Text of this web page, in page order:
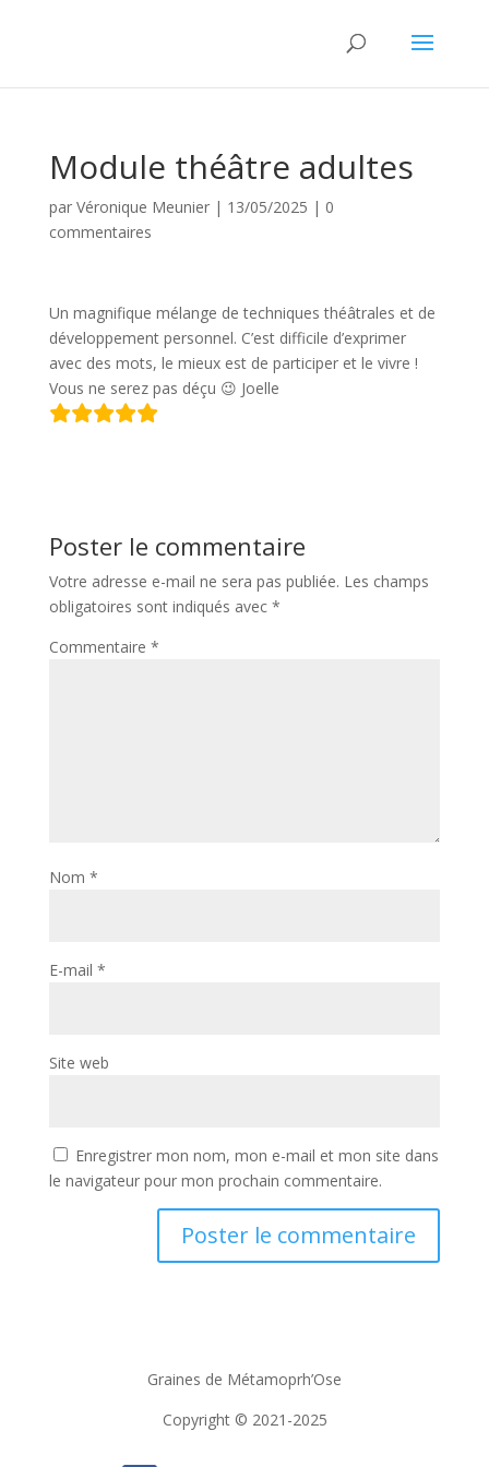
Module théâtre adultes
par Véronique Meunier| 13/05/2025 | 0
commentaires
Un magnifique mélange de techniques théâtrales et de
développement personnel. C’est difficile d’exprimer
avec des mots, le mieux est de participer et le vivre !
Vous ne serez pas déçu 😉 Joelle
Poster le commentaire
Votre adresse e-mail ne sera pas publiée. Les champs
obligatoires sont indiqués avec *
Commentaire *
Nom *
E-mail *
Site web
Enregistrer mon nom, mon e-mail et mon site dans
le navigateur pour mon prochain commentaire.
Graines de Métamoprh’Ose
Copyright © 2021-2025